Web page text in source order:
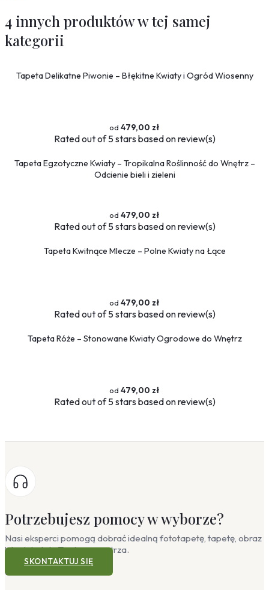
4 innych produktów w tej samej
kategorii
Tapeta Delikatne Piwonie – Błękitne Kwiaty i Ogród Wiosenny
479,00 zł
Ratedout of 5 stars based onreview(s)
Tapeta Egzotyczne Kwiaty – Tropikalna Roślinność do Wnętrz –
Odcienie bieli i zieleni
479,00 zł
Ratedout of 5 stars based onreview(s)
Tapeta Kwitnące Mlecze – Polne Kwiaty na Łące
479,00 zł
Ratedout of 5 stars based onreview(s)
Tapeta Róże – Stonowane Kwiaty Ogrodowe do Wnętrz
479,00 zł
Ratedout of 5 stars based onreview(s)
Potrzebujesz pomocy w wyborze?
Nasi eksperci pomogą dobrać idealną fototapetę, tapetę, obraz
lub plakat do Twojego wnętrza.
SKONTAKTUJ SIĘ